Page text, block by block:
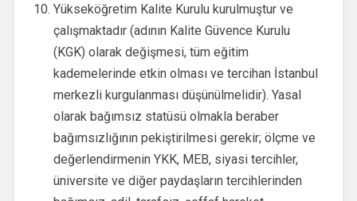
Yükseköğretim Kalite Kurulu kurulmuştur ve
çalışmaktadır (adının Kalite Güvence Kurulu
(KGK) olarak değişmesi, tüm eğitim
kademelerinde etkin olması ve tercihan İstanbul
merkezli kurgulanması düşünülmelidir). Yasal
olarak bağımsız statüsü olmakla beraber
bağımsızlığının pekiştirilmesi gerekir; ölçme ve
değerlendirmenin YKK, MEB, siyasi tercihler,
üniversite ve diğer paydaşların tercihlerinden